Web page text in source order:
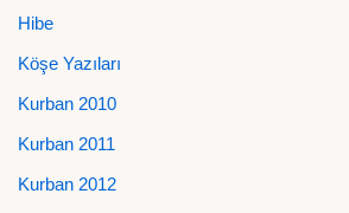
Hibe
Köşe Yazıları
Kurban 2010
Kurban 2011
Kurban 2012